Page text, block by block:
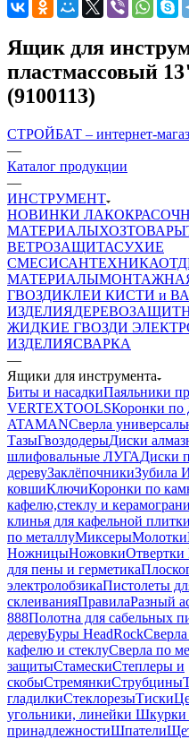
Ящик для
пластмассовый
(9100113)
СТРОЙБАТ – интернет-
—
Каталог продукции
—
ИНСТРУМЕНТ
НОВИНКИ
МАТЕРИАЛЫХОЗТОВАРЫ
ВЕТРОЗАЩИТАСУХИЕ
СМЕСИСАНТЕХНИКА
МАТЕРИАЛЫ
ГВОЗДИКЛЕИ КИСТИ и
ИЗДЕЛИЯ
ЖИДКИЕ ГВОЗДИ
ИЗДЕЛИЯСВАРКА
—
Ящики для инструмента
Биты и насадкиПаяльники
VERTEXTOOLSКоронки по
ATAMANСверла
ТазыГвоздодерыДиски
шлифовальные ЛУГАДиски
деревуЗаклёпочникиЗубила
ковшиКлючиКоронки по
кафелю,стеклу и
клинья для кафельной плитки
по металлуМиксерыМолотки
НожницыНожовкиОтвертки
для пены и герметика
электролобзикаПистолеты
склеиванияПравилаРазный
888Полотна для сабельных
деревуБуры HeadRock
кафелю и стеклуСверла по
защитыСтамескиСтеплеры и
скобыСтремянкиСтрубцины
гладилкиСтеклорезыТиски
угольники, линейки Шкурки
принадлежностиШпатели